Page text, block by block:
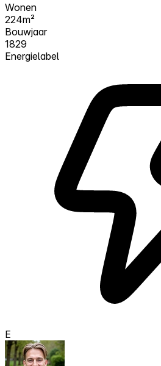
Wonen
224m²
Bouwjaar
1829
Energielabel
E